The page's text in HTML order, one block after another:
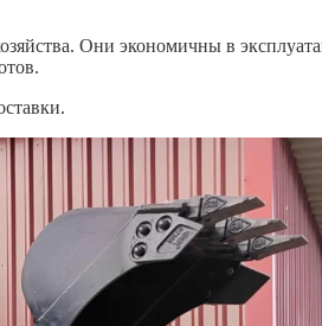
Они экономичны в